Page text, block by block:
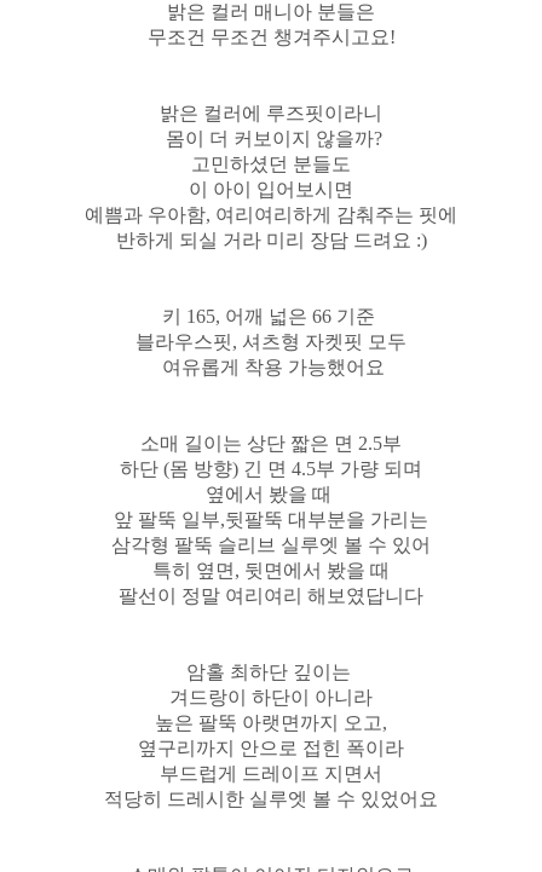
밝은 컬러 매니아 분들은
무조건 무조건 챙겨주시고요!
밝은 컬러에 루즈핏이라니
몸이 더 커보이지 않을까?
고민하셨던 분들도
이 아이 입어보시면
예쁨과 우아함, 여리여리하게 감춰주는 핏에
반하게 되실 거라 미리 장담 드려요 :)
키 165, 어깨 넓은 66 기준
블라우스핏, 셔츠형 자켓핏 모두
여유롭게 착용 가능했어요
소매 길이는 상단 짧은 면 2.5부
하단 (몸 방향) 긴 면 4.5부 가량 되며
옆에서 봤을 때
앞 팔뚝 일부,뒷팔뚝 대부분을 가리는
삼각형 팔뚝 슬리브 실루엣 볼 수 있어
특히 옆면, 뒷면에서 봤을 때
팔선이 정말 여리여리 해보였답니다
암홀 최하단 깊이는
겨드랑이 하단이 아니라
높은 팔뚝 아랫면까지 오고,
옆구리까지 안으로 접힌 폭이라
부드럽게 드레이프 지면서
적당히 드레시한 실루엣 볼 수 있었어요